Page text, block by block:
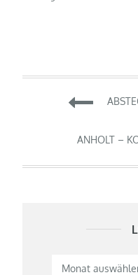
ANHOLT –